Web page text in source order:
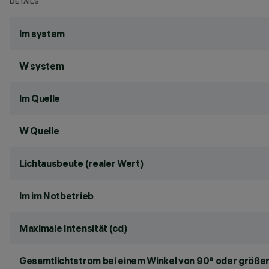
DETAILS
lm system
W system
lm Quelle
W Quelle
Lichtausbeute (realer Wert)
lm im Notbetrieb
Maximale Intensität (cd)
Gesamtlichtstrom bei einem Winkel von 90° oder